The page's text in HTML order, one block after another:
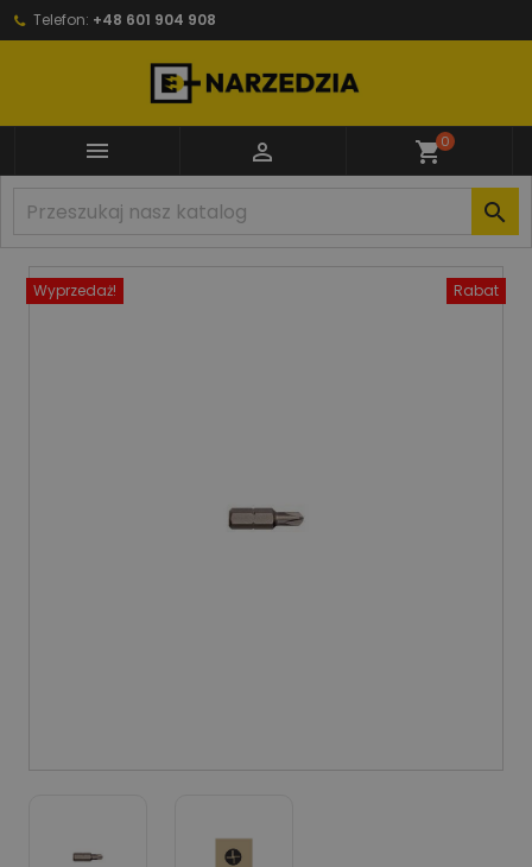
Telefon: +48 601 904 908
  shopping_cart0

Wyprzedaż! Rabat